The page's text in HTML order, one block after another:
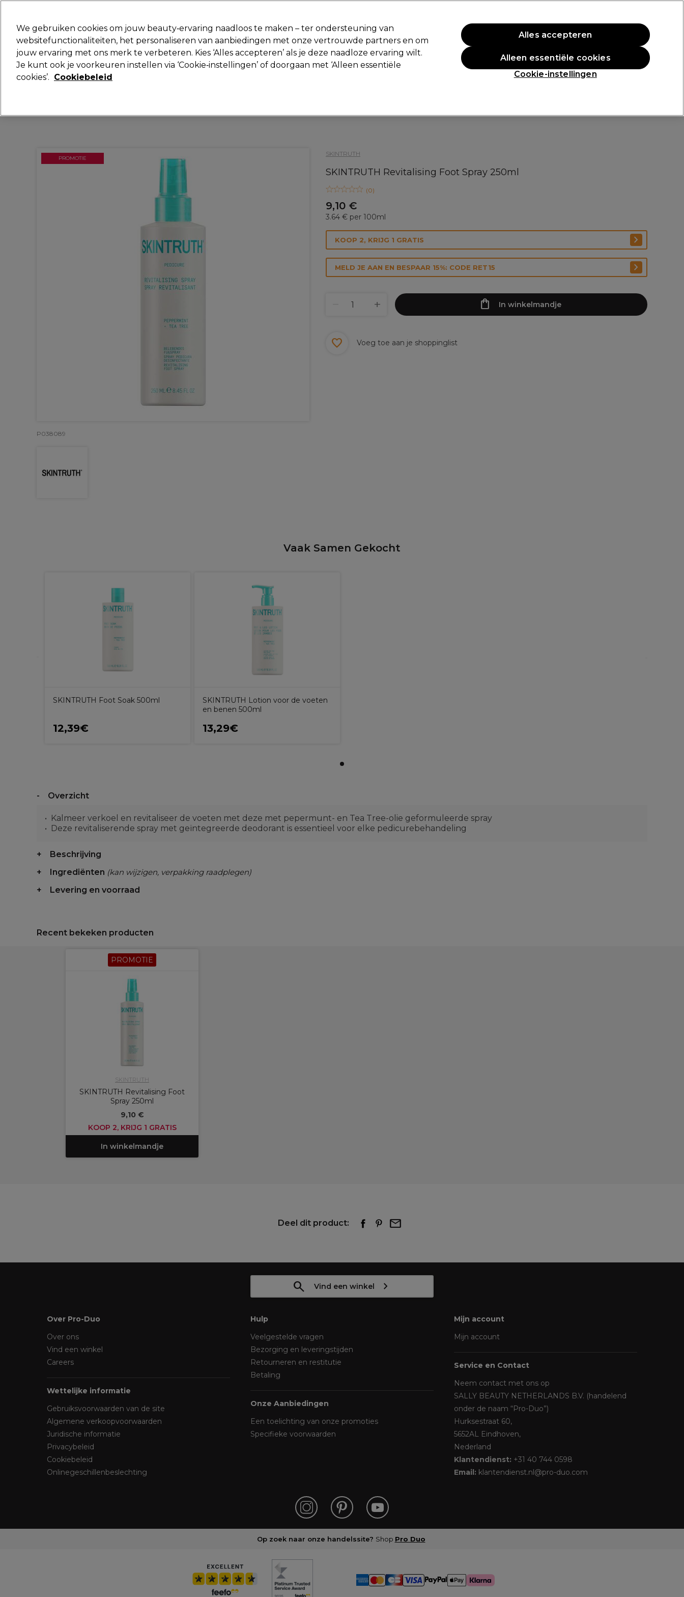
Aanmelden
Merken Deals Haar Elektra Beauty Salon interieur Mannen Vegan Nieuwe producten Professionele Awards
Volgende dag geleverd*
SKINTRUTH
SKINTRUTH Revitalising Foot Spray 250ml
(0)
9,10 €
3.64 € per 100ml
PROMOTIE
P038089
KOOP 2, KRIJG 1 GRATIS
MELD JE AAN EN BESPAAR 15%: CODE RET15
In winkelmandje
Voeg toe aan je shoppinglist
Vaak Samen Gekocht
SKINTRUTH Foot Soak 500ml
12,39€
SKINTRUTH Lotion voor de voeten
en benen 500ml
13,29€
Overzicht
Kalmeer verkoel en revitaliseer de voeten met deze met pepermunt- en Tea Tree-olie geformuleerde spray
Deze revitaliserende spray met geïntegreerde deodorant is essentieel voor elke pedicurebehandeling
Beschrijving
Ingrediënten (kan wijzigen, verpakking raadplegen)
Levering en voorraad
Recent bekeken producten
PROMOTIE
SKINTRUTH
SKINTRUTH Revitalising Foot
Spray 250ml
9,10 €
KOOP 2, KRIJG 1 GRATIS
In winkelmandje
Deel dit product:
Vind een winkel
Over Pro-Duo
Over ons
Vind een winkel
Careers
Wettelijke informatie
Gebruiksvoorwaarden van de site
Algemene verkoopvoorwaarden
Juridische informatie
Privacybeleid
Cookiebeleid
Onlinegeschillenbeslechting
Hulp
Veelgestelde vragen
Bezorging en leveringstijden
Retourneren en restitutie
Betaling
Onze Aanbiedingen
Een toelichting van onze promoties
Specifieke voorwaarden
Mijn account
Mijn account
Service en Contact
Neem contact met ons op
SALLY BEAUTY NETHERLANDS B.V. (handelend
onder de naam “Pro-Duo”)
Hurksestraat 60,
5652AL Eindhoven,
Nederland
Klantendienst: +31 40 744 0598
Email: klantendienst.nl@pro-duo.com
Op zoek naar onze handelssite? Shop Pro Duo
We gebruiken cookies om jouw beauty‑ervaring naadloos te maken – ter ondersteuning van
websitefunctionaliteiten, het personaliseren van aanbiedingen met onze vertrouwde partners en om
jouw ervaring met ons merk te verbeteren. Kies ‘Alles accepteren’ als je deze naadloze ervaring wilt.
Je kunt ook je voorkeuren instellen via ‘Cookie‑instellingen’ of doorgaan met ‘Alleen essentiële
cookies’. Cookiebeleid Cookie-instellingen
Alleen essentiële cookies
Alles accepteren